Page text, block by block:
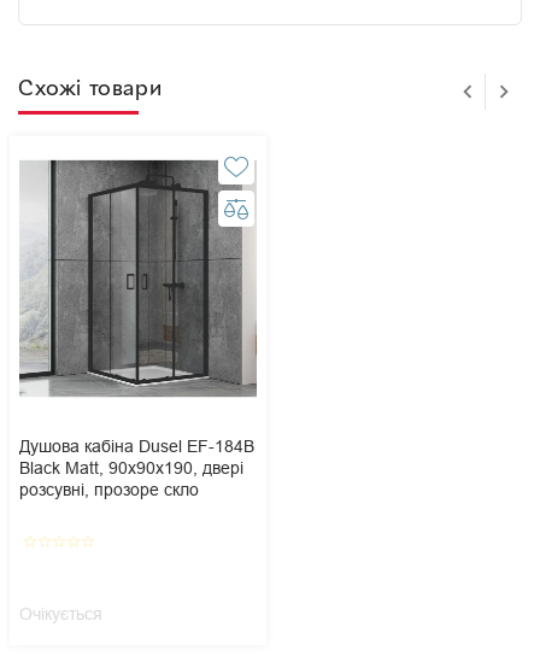
Схожі товари
Душова кабіна Dusel EF-184B
Black Matt, 90х90х190, двері
розсувні, прозоре скло
star_borderstar_borderstar_borderstar_borderstar_border
Очікується